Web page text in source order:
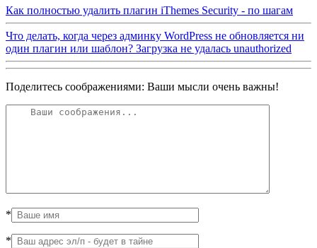
Как полностью удалить плагин iThemes Security - по шагам
Что делать, когда через админку WordPress не обновляется ни
один плагин или шаблон? Загрузка не удалась unauthorized
Поделитесь соображениями: Ваши мысли очень важны!
*
*